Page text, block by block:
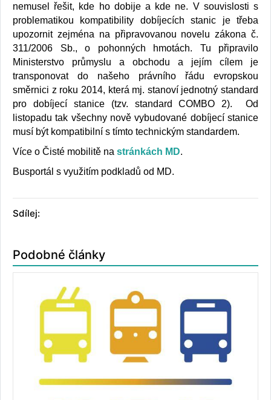
nemusel řešit, kde ho dobije a kde ne. V souvislosti s
problematikou kompatibility dobíjecích stanic je třeba
upozornit zejména na připravovanou novelu zákona č.
311/2006 Sb., o pohonných hmotách. Tu připravilo
Ministerstvo průmyslu a obchodu a jejím cílem je
transponovat do našeho právního řádu evropskou
směrnici z roku 2014, která mj. stanoví jednotný standard
pro dobíjecí stanice (tzv. standard COMBO 2). Od
listopadu tak všechny nově vybudované dobíjecí stanice
musí být kompatibilní s tímto technickým standardem.
Více o Čisté mobilitě na stránkách MD.
Busportál s využitím podkladů od MD.
Sdílej:
Podobné články